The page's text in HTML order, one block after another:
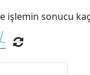
işlemin sonucu